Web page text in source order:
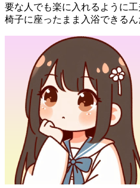
要な人でも楽に入れるように
椅子に座ったまま入浴できるん